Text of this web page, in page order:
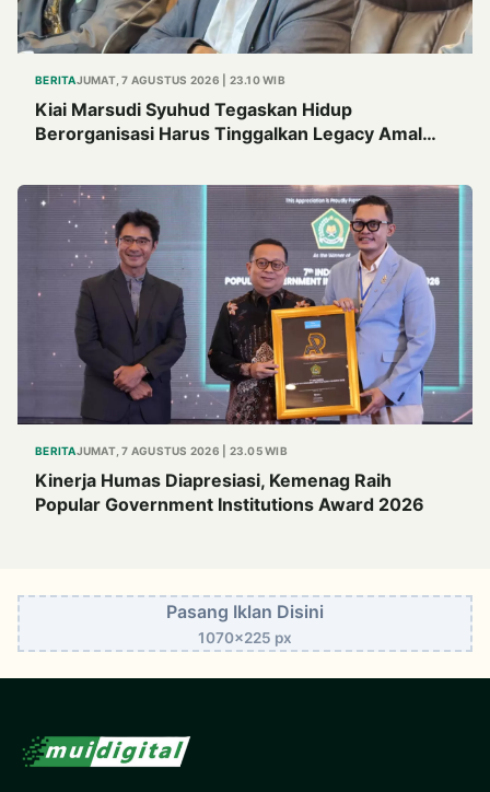
BERITAJUMAT, 7 AGUSTUS 2026 | 23.10 WIB
Kiai Marsudi Syuhud Tegaskan Hidup
Berorganisasi Harus Tinggalkan Legacy Amal
BERITAJUMAT, 7 AGUSTUS 2026 | 23.05 WIB
Kinerja Humas Diapresiasi, Kemenag Raih
Popular Government Institutions Award 2026
Pasang Iklan Disini
1070x225 px